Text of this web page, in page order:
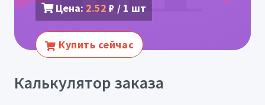
Цена: 2.52 ₽ / 1 шт
Купить сейчас
Калькулятор заказа